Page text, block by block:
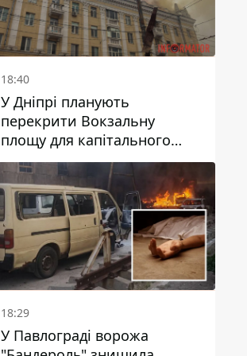
18:40
У Дніпрі планують
перекрити Вокзальну
площу для капітального
ремонту будинку, в який
влучила ворожа ракета: які
терміни
18:29
У Павлограді ворожа